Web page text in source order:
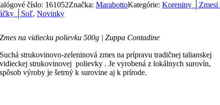
číslo: 161052Značka: MarabottoKategórie: Koreniny │Zmesi
│Soľ, Novinky
Zmes na vidiecku polievku 500g | Zuppa Contadine
Suchá strukovinovo-zeleninová zmes na prípravu tradičnej talianskej
vidieckej strukovinovej polievky . Je vyrobená z lokálnych surovín,
spôsob výroby je šetrný k surovine aj k prírode.